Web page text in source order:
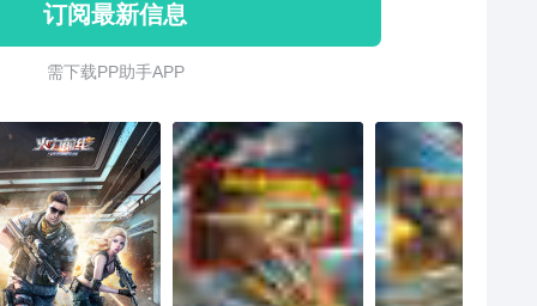
订阅最新信息
需 下 载 P P 助 手 A P P